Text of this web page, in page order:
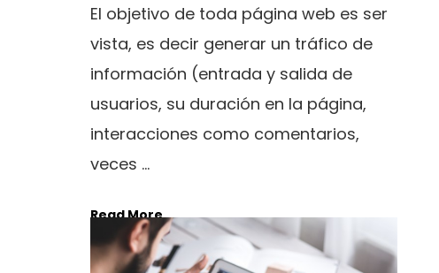
El objetivo de toda página web es ser
vista, es decir generar un tráfico de
información (entrada y salida de
usuarios, su duración en la página,
interacciones como comentarios,
veces ...
Read More